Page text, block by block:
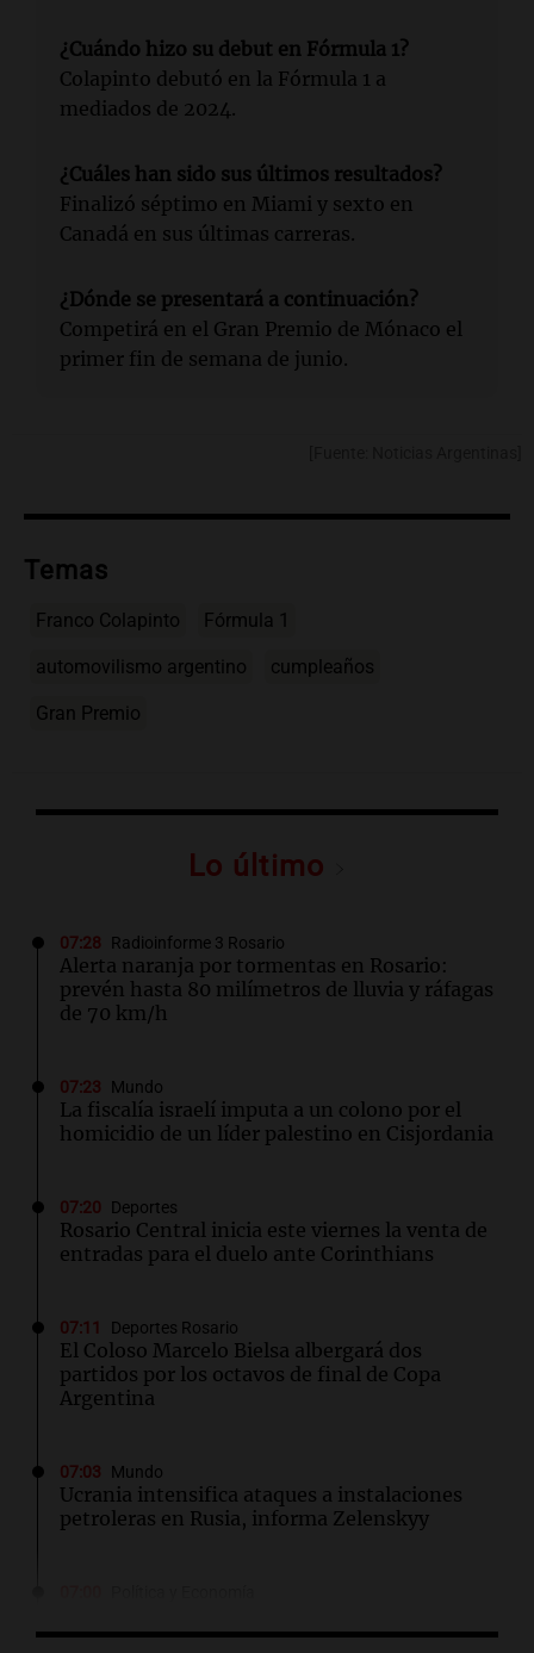
¿Cuándo hizo su debut en Fórmula 1?
Colapinto debutó en la Fórmula 1 a
mediados de 2024.
¿Cuáles han sido sus últimos resultados?
Finalizó séptimo en Miami y sexto en
Canadá en sus últimas carreras.
¿Dónde se presentará a continuación?
Competirá en el Gran Premio de Mónaco el
primer fin de semana de junio.
Temas
Franco Colapinto Fórmula 1
automovilismo argentino cumpleaños
Gran Premio
Lo último
07:28 Radioinforme 3 Rosario
Alerta naranja por tormentas en Rosario:
prevén hasta 80 milímetros de lluvia y ráfagas
de 70 km/h
07:23 Mundo
La fiscalía israelí imputa a un colono por el
homicidio de un líder palestino en Cisjordania
07:20 Deportes
Rosario Central inicia este viernes la venta de
entradas para el duelo ante Corinthians
07:11 Deportes Rosario
El Coloso Marcelo Bielsa albergará dos
partidos por los octavos de final de Copa
Argentina
07:03 Mundo
Ucrania intensifica ataques a instalaciones
petroleras en Rusia, informa Zelenskyy
jueves 6 de agosto